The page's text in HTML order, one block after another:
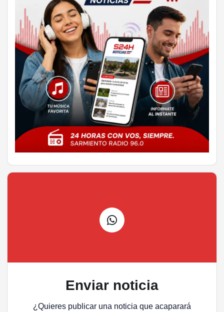
Enviar noticia
¿Quieres publicar una noticia que acaparará